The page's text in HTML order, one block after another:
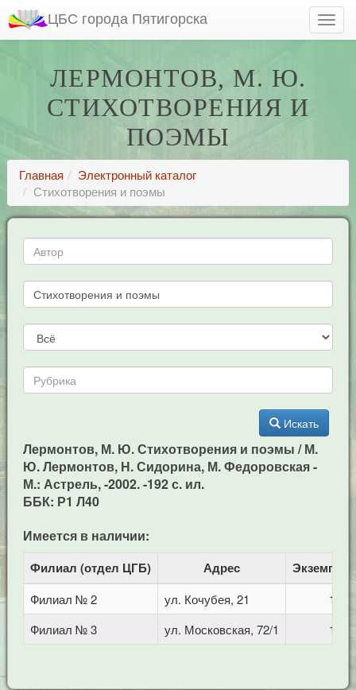
ЦБС города Пятигорска
ЛЕРМОНТОВ, М. Ю.
СТИХОТВОРЕНИЯ И
ПОЭМЫ
Главная
Электронный каталог
Стихотворения и поэмы
Искать
Лермонтов, М. Ю. Стихотворения и поэмы / М.
Ю. Лермонтов, Н. Сидорина, М. Федоровская -
М.: Астрель, -2002. -192 с. ил.
ББК: Р1 Л40
Имеется в наличии:
Филиал (отдел ЦГБ) Адрес
Филиал № 2 ул. Кочубея, 21
1
Филиал № 3
ул. Московская, 72/1 1